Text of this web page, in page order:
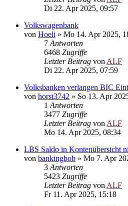
Di 22. Apr 2025, 09:57
Volkswagenbank
von Hoeli » Mo 14. Apr 2025,
7 Antworten
6468 Zugriffe
Letzter Beitrag von ALF
Di 22. Apr 2025, 07:59
Volksbanken verlangen BIC
von horst3742 » So 13. Apr
1 Antworten
3477 Zugriffe
Letzter Beitrag von ALF
Mo 14. Apr 2025, 08:34
LBS Saldo in Kontenübersicht
von bankingbob » Mo 7. Apr
3 Antworten
5423 Zugriffe
Letzter Beitrag von ALF
Fr 11. Apr 2025, 15:18